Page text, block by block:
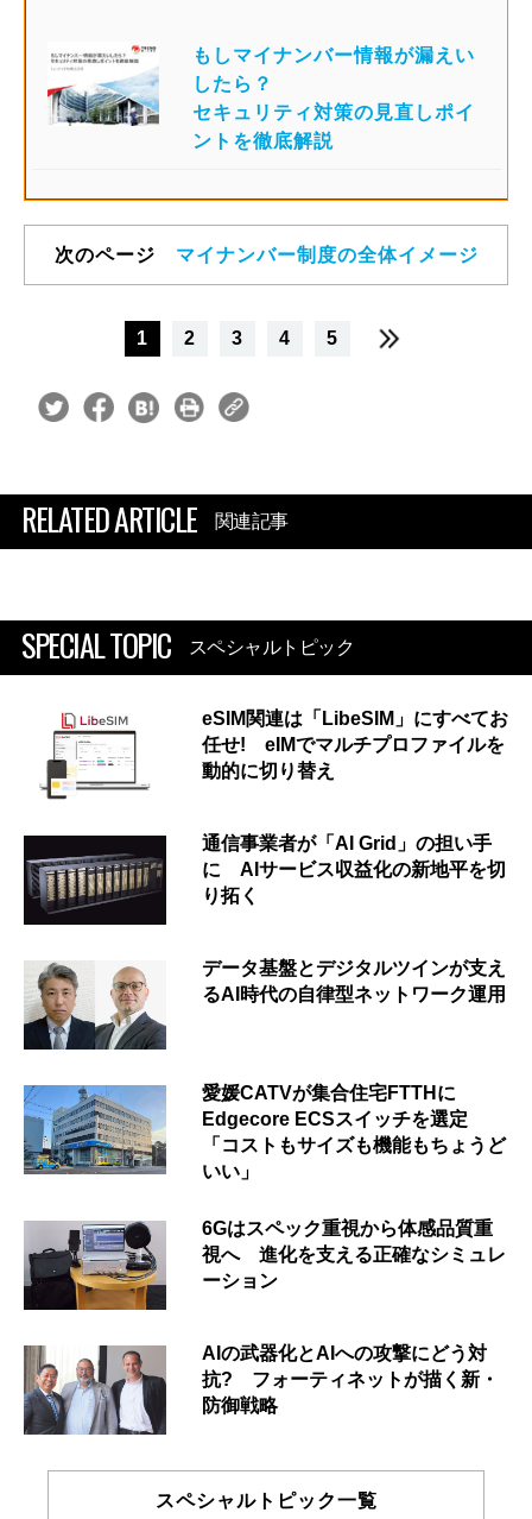
もしマイナンバー情報が漏えい
したら？
セキュリティ対策の見直しポイ
ントを徹底解説
次のページ マイナンバー制度の全体イメージ
1 2 3 4 5
RELATED ARTICLE 関連記事
SPECIAL TOPIC スペシャルトピック
eSIM関連は「LibeSIM」にすべてお
任せ! eIMでマルチプロファイルを
動的に切り替え
通信事業者が「AI Grid」の担い手
に AIサービス収益化の新地平を切
り拓く
データ基盤とデジタルツインが支え
るAI時代の自律型ネットワーク運用
愛媛CATVが集合住宅FTTHに
Edgecore ECSスイッチを選定
「コストもサイズも機能もちょうど
いい」
6Gはスペック重視から体感品質重
視へ 進化を支える正確なシミュレ
ーション
AIの武器化とAIへの攻撃にどう対
抗? フォーティネットが描く新・
防御戦略
スペシャルトピック一覧